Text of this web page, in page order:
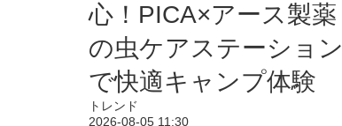
心！PICA×アース製薬
の虫ケアステーション
で快適キャンプ体験
トレンド
2026-08-05 11:30